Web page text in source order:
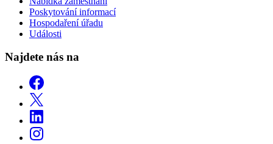
Poskytování informací
Hospodaření úřadu
Události
Najdete nás na